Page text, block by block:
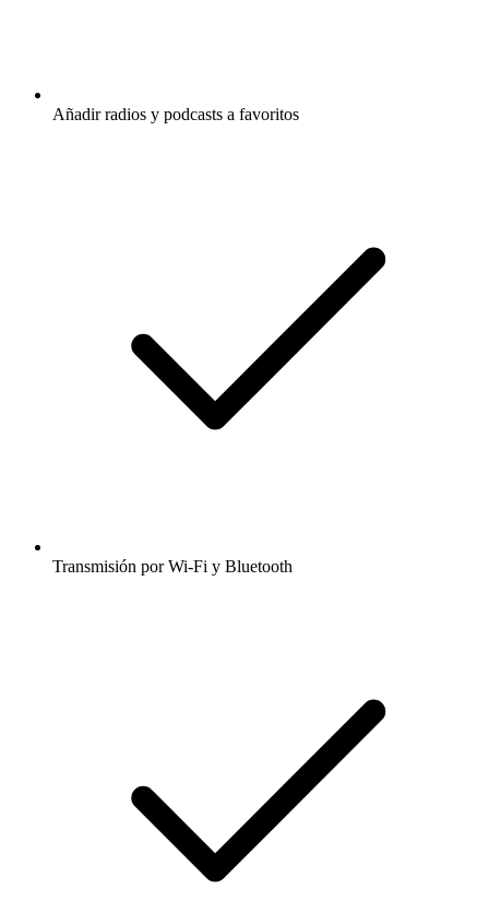
Añadir radios y podcasts a favoritos
Transmisión por Wi-Fi y Bluetooth